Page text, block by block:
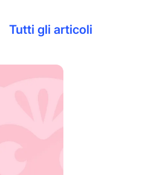
Tutti gli articoli